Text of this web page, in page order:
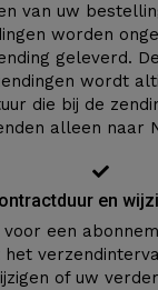
van uw
worden
geleverd.
wordt
die bij de
alleen naar
en
een
het
of uw